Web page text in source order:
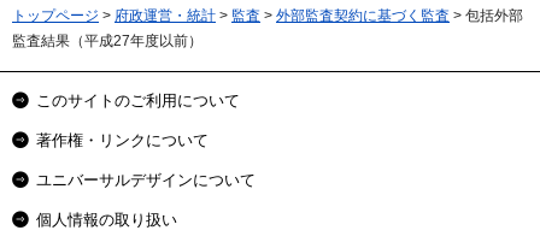
トップページ > 府政運営・統計 > 監査 > 外部監査契約に基づく監査 > 包括外部
監査結果（平成27年度以前）
このサイトのご利用について
著作権・リンクについて
ユニバーサルデザインについて
個人情報の取り扱い